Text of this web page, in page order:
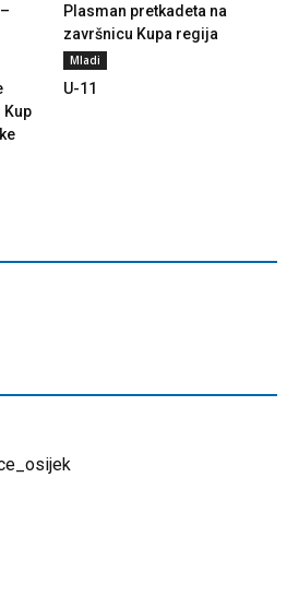
Plasman pretkadeta na
završnicu Kupa regija
Mladi
U-11